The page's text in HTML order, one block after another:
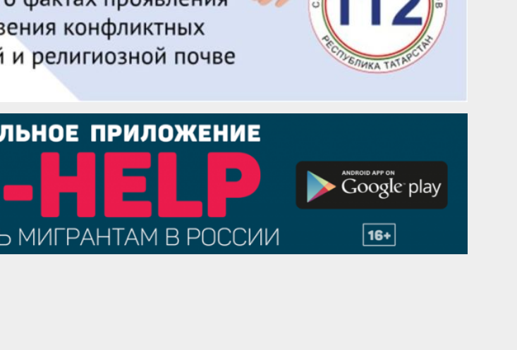
Гали Хасанов
Владислав Тома